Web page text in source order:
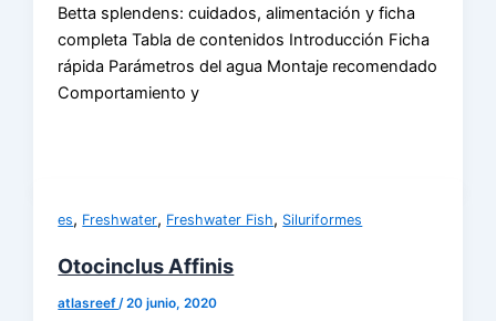
Betta splendens: cuidados, alimentación y ficha
completa Tabla de contenidos Introducción Ficha
rápida Parámetros del agua Montaje recomendado
Comportamiento y
es, Freshwater, Freshwater Fish, Siluriformes
Otocinclus Affinis
atlasreef/20 junio, 2020